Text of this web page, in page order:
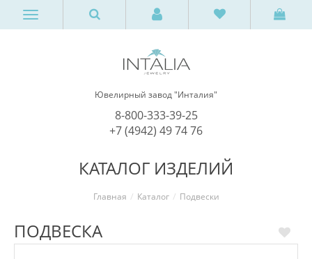
Ювелирный завод "Инталия"
8-800-333-39-25
+7 (4942) 49 74 76
КАТАЛОГ ИЗДЕЛИЙ
Главная Каталог Подвески
ПОДВЕСКА